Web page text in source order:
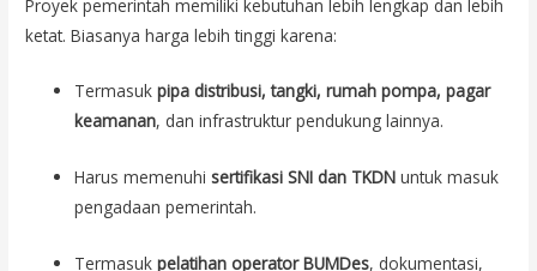
Proyek pemerintah memiliki kebutuhan lebih lengkap dan lebih
ketat. Biasanya harga lebih tinggi karena:
Termasukpipa distribusi, tangki, rumah pompa, pagar
keamanan, dan infrastruktur pendukung lainnya.
Harus memenuhisertifikasi SNI dan TKDN untuk masuk
pengadaan pemerintah.
Termasukpelatihan operator BUMDes, dokumentasi,